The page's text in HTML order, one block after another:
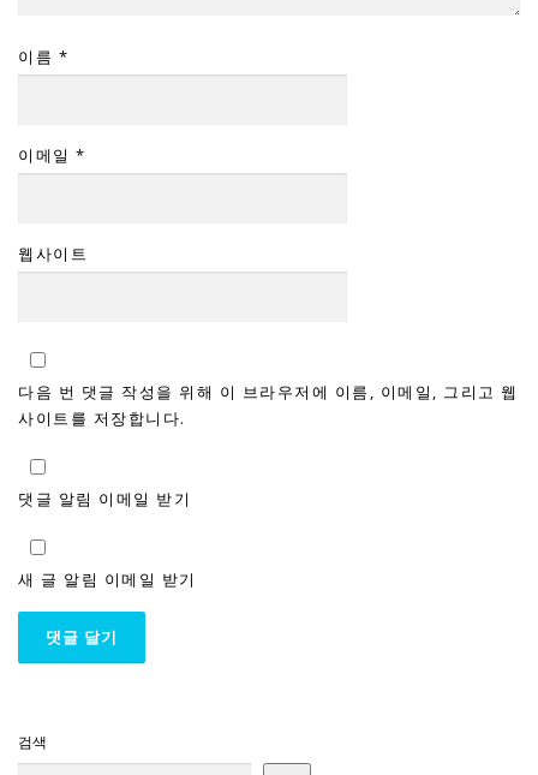
이름 *
이메일 *
웹사이트
다음 번 댓글 작성을 위해 이 브라우저에 이름, 이메일, 그리고 웹
사이트를 저장합니다.
댓글 알림 이메일 받기
새 글 알림 이메일 받기
검색